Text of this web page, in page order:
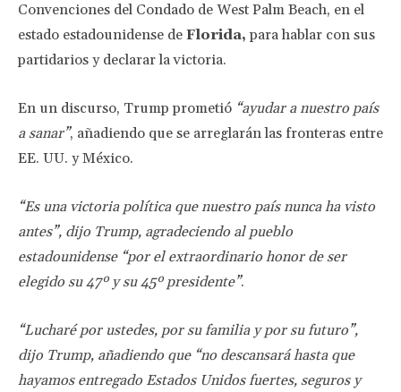
Convenciones del Condado de West Palm Beach, en el
estado estadounidense de Florida, para hablar con sus
partidarios y declarar la victoria.
En un discurso, Trump prometió “ayudar a nuestro país
a sanar”, añadiendo que se arreglarán las fronteras entre
EE. UU. y México.
“Es una victoria política que nuestro país nunca ha visto
antes”, dijo Trump, agradeciendo al pueblo
estadounidense “por el extraordinario honor de ser
elegido su 47º y su 45º presidente”.
“Lucharé por ustedes, por su familia y por su futuro”,
dijo Trump, añadiendo que “no descansará hasta que
hayamos entregado Estados Unidos fuertes, seguros y